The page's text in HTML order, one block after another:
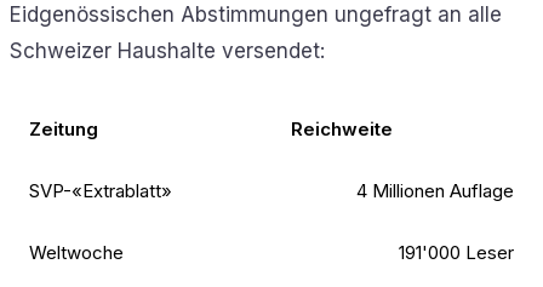
Eidgenössischen Abstimmungen ungefragt an alle
Schweizer Haushalte versendet:
Zeitung Reichweite
SVP-«Extrablatt» 4 Millionen Auflage
Weltwoche 191'000 Leser